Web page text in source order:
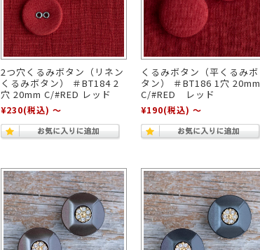
2つ穴くるみボタン（リネン
くるみボタン） ＃BT184 2
穴 20mm C/#RED レッド
¥230(税込) ～
くるみボタン（平くるみボ
タン） ＃BT186 1穴 20mm
C/#RED レッド
¥190(税込) ～